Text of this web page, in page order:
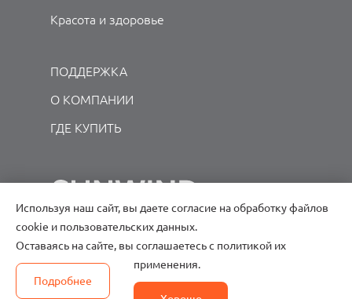
Красота и здоровье
ПОДДЕРЖКА
О КОМПАНИИ
ГДЕ КУПИТЬ
Используя наш сайт, вы даете согласие на обработку файлов
cookie и пользовательских данных.
Оставаясь на сайте, вы соглашаетесь с политикой их
применения.
Подробнее